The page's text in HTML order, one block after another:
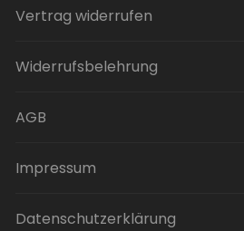
Vertrag widerrufen
Widerrufsbelehrung
AGB
Impressum
Datenschutzerklärung